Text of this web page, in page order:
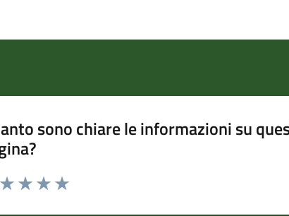
sono chiare le informazioni su
da 1 a 5 stelle la pagina